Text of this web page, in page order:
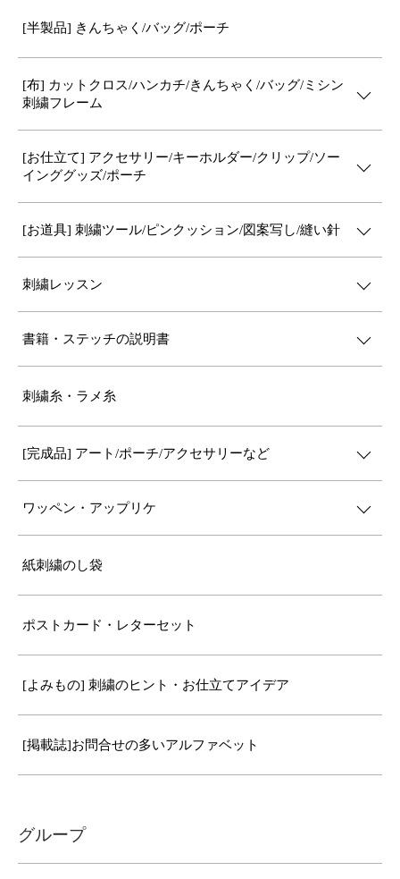
[半製品] きんちゃく/バッグ/ポーチ
[布] カットクロス/ハンカチ/きんちゃく/バッグ/ミシン
刺繍フレーム
[お仕立て] アクセサリー/キーホルダー/クリップ/ソー
インググッズ/ポーチ
[お道具] 刺繍ツール/ピンクッション/図案写し/縫い針
刺繍レッスン
書籍・ステッチの説明書
刺繍糸・ラメ糸
[完成品] アート/ポーチ/アクセサリーなど
ワッペン・アップリケ
紙刺繍のし袋
ポストカード・レターセット
[よみもの] 刺繍のヒント・お仕立てアイデア
[掲載誌]お問合せの多いアルファベット
グループ